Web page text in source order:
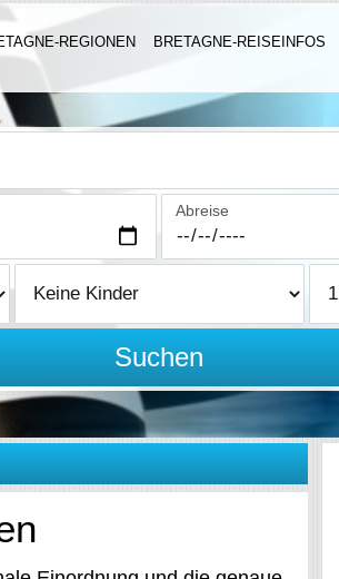
REGIONEN
BRETAGNE-REISEINFOS
Abreise
Suchen